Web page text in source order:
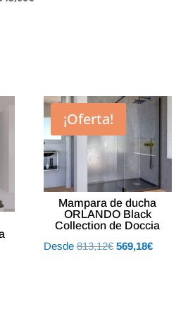
¡Oferta!
Mampara de ducha
ORLANDO Black
Collection de Doccia
Desde 813,12€ El
569,18€El